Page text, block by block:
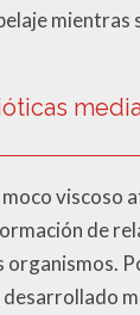
mientras
viscoso
de